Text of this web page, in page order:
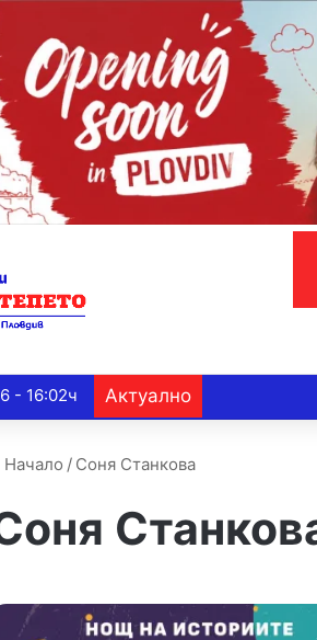
- 16:02ч Актуално
Начало / Соня Станкова